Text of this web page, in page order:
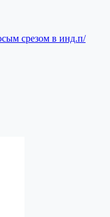
срезом в инд.п/